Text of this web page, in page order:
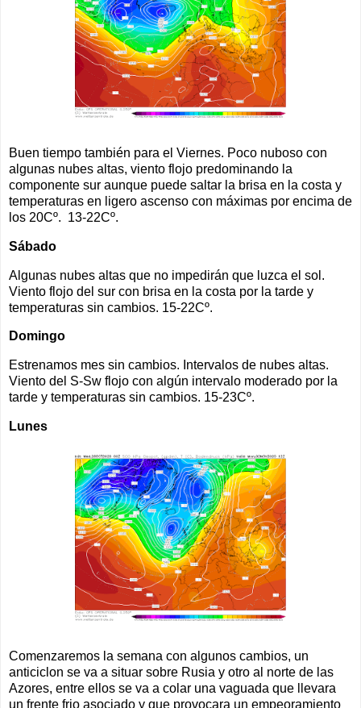
Buen tiempo también para el Viernes. Poco nuboso con
algunas nubes altas, viento flojo predominando la
componente sur aunque puede saltar la brisa en la costa y
temperaturas en ligero ascenso con máximas por encima de
los 20Cº. 13-22Cº.
Sábado
Algunas nubes altas que no impedirán que luzca el sol.
Viento flojo del sur con brisa en la costa por la tarde y
temperaturas sin cambios. 15-22Cº.
Domingo
Estrenamos mes sin cambios. Intervalos de nubes altas.
Viento del S-Sw flojo con algún intervalo moderado por la
tarde y temperaturas sin cambios. 15-23Cº.
Lunes
Comenzaremos la semana con algunos cambios, un
anticiclon se va a situar sobre Rusia y otro al norte de las
Azores, entre ellos se va a colar una vaguada que llevara
un frente frio asociado y que provocara un empeoramiento